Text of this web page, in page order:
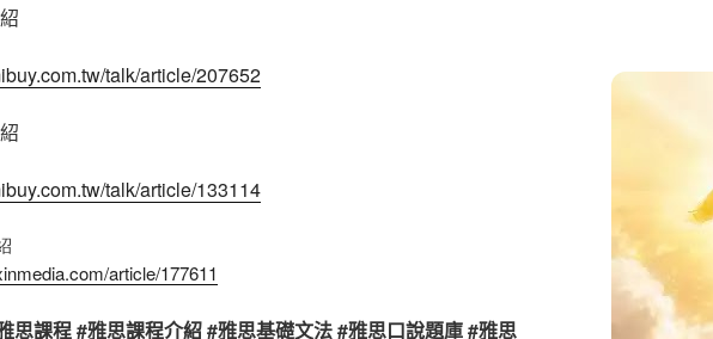
talk/article/207652
talk/article/133114
article/177611
思課程 #雅思課程介紹 #雅思基礎文法 #雅思口說題庫 #雅思